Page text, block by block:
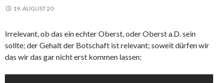
19. AUGUST 20
Irrelevant, ob das ein echter Oberst, oder Oberst a.D. sein
sollte; der Gehalt der Botschaft ist relevant; soweit dürfen wir
das wir das gar nicht erst kommen lassen: